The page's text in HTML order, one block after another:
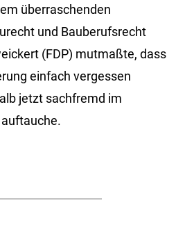
überraschenden
und Bauberufsrecht
(FDP) mutmaßte, dass
einfach vergessen
jetzt sachfremd im